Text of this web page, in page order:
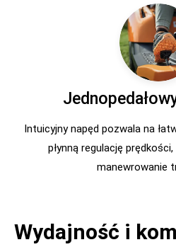
Intuicyjny napęd pozwala na
płynną regulację
manewrowanie
Wydajność i